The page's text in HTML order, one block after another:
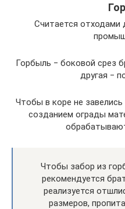
Считается
Горбыль ‒ боковой срез
другая ‒
Чтобы в коре не
созданием ограды
Чтобы забор из
рекомендуется
реализуется
размеров,